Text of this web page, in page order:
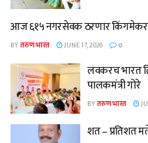
आज ६१५ नगरसेवक ठरणार किंगमेकर,
BYतरुण भारत JUNE 17, 2026 0
लवकरच भारत
पालकमंत्री गोरे
BYतरुण भारत
शत – प्रतिशत